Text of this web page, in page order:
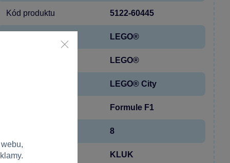
Kód produktu 5122-60445
LEGO®
LEGO®
LEGO® City
Formule F1
8
Pohlaví KLUK